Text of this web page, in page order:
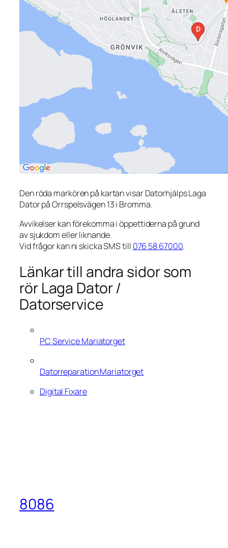
Den röda markören på kartan visar Datorhjälps Laga
Dator på Orrspelsvägen 13 i Bromma.
Avvikelser kan förekomma i öppettiderna på grund
av sjukdom eller liknande.
Vid frågor kan ni skicka SMS till 076 58 67000.
Länkar till andra sidor som
rör Laga Dator /
Datorservice
PC Service Mariatorget
Datorreparation Mariatorget
Digital Fixare
8086